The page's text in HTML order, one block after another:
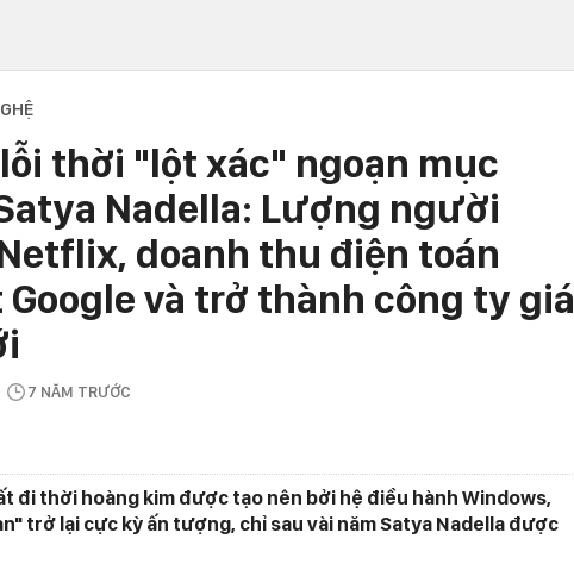
thời "lột xác" ngoạn mục
Nadella: Lượng người
doanh thu điện toán
và trở thành công ty giá
7 NĂM TRƯỚC
đi thời hoàng kim được tạo nên bởi hệ điều hành Windows,
trở lại cực kỳ ấn tượng, chỉ sau vài năm Satya Nadella được